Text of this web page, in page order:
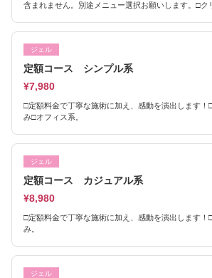
含まれません。別途メニュー選択お願いします。□ク
ジェル
定額コース シンプル系
¥7,980
□定額料金で丁寧な施術に加え、感動を演出します！
み□オフィス系。
ジェル
定額コース カジュアル系
¥8,980
□定額料金で丁寧な施術に加え、感動を演出します！
み。
ジェル